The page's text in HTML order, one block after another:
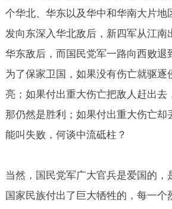
个华北、华东以及华中和华南大片地
发向东深入华北敌后，新四军从江南
华东敌后，而国民党军一路向西败退
为了保家卫国，如果没有伤亡就驱逐
亮；如果付出重大伤亡把敌人赶出去
那仍然是胜利；如果付出重大伤亡却
能叫失败，何谈中流砥柱？
当然，国民党军广大官兵是爱国的，
国家民族付出了巨大牺牲的，每一个